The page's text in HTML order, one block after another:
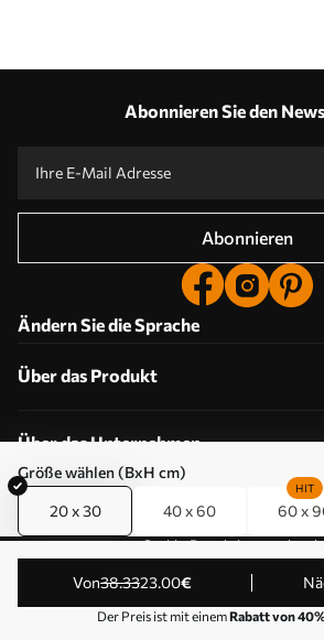
Größe wählen (BxH cm)
20 x 30 40 x 60 60 x
HIT
von38.3323.00€
Der Preis ist mit einemRabatt von
Abonnieren Sie den
Abonnieren
Ändern Sie die Sprache
Über das Produkt
Über das Unternehmen
Cookie-Berechtigungen
© 2011-2026 Uwalls . Alle Rechte
von KLW Sp. z o.o. VAT ID: